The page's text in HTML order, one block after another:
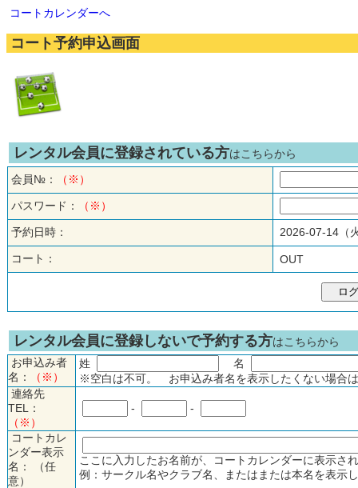
コートカレンダーへ
コート予約申込画面
レンタル会員に登録されている方はこちらから
会員№：
（※）
パスワード： （※）
予約日時： 2026-07-14
コート： OUT
レンタル会員に登録しないで予約する方はこちらから
お申込み者
名：
（※）
姓
名
※空白は不可。 お申込み者名を表示したくない場合
連絡先
TEL：
（※）
- -
コートカレ
ンダー表示
名： （任
意）
ここに入力したお名前が、コートカレンダーに表示
例：サークル名やクラブ名、またはまたは本名を表示